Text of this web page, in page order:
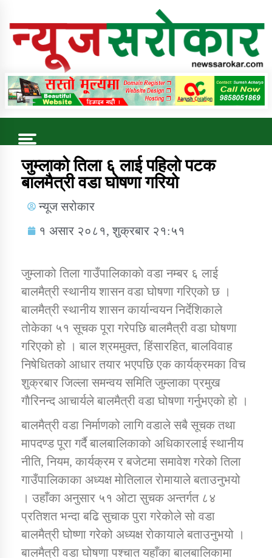
Online News Portal
Trending Now
कुषि बिकास कार्यालय जुम्ला सुचना सन्देश
डिभिजन कार्यालय जुम्लाको सुचना सन्देश
कर्णाली प्रविधि शिक्षालय जुम्लाको सुचना
सामाजिक बिकास कार्यालय जुम्लाकाे सुचना
जुम्लाको तिला ६ लाई पहिलाे पटक
बालमैत्री वडा घोषणा गरियाे
न्यूज सरोकार
१ असार २०८१, शुक्रबार २१:५१
जुम्लाको तिला गाउँपालिकाकाे वडा नम्बर ६ लाई
बालमैत्री स्थानीय शासन वडा घोषणा गरिएको छ ।
बालमैत्री स्थानीय शासन कार्यान्वयन निर्देशिकाले
तोकेका ५१ सूचक पूरा गरेपछि बालमैत्री वडा घोषणा
गरिएको हो । बाल श्रममुक्त, हिंसारहित, बालविवाह
निषेधितको आधार तयार भएपछि एक कार्यक्रमका विच
शुक्रबार जिल्ला समन्वय समिति जुम्लाका प्रमुख
गाैरिनन्द आचार्यले बालमैत्री वडा घोषणा गर्नुभएकाे हाे ।
बालमैत्री वडा निर्माणको लागि वडाले सबै सूचक तथा
मापदण्ड पूरा गर्दै बालबालिकाको अधिकारलाई स्थानीय
नीति, नियम, कार्यक्रम र बजेटमा समावेश गरेको तिला
गाउँपालिकाका अध्यक्ष माेतिलाल राेमायाले बताउनुभयो
। उहाँका अनुसार ५१ ओटा सुचक अन्तर्गत ८४
प्रतिशत भन्दा बढि सुचाक पुरा गरेकोले सो वडा
बालमैत्री घोष्णा गरेको अध्यक्ष राेकायाले बताउनुभयो ।
बालमैत्री वडा घोषणा पश्चात यहाँका बालबालिकामा